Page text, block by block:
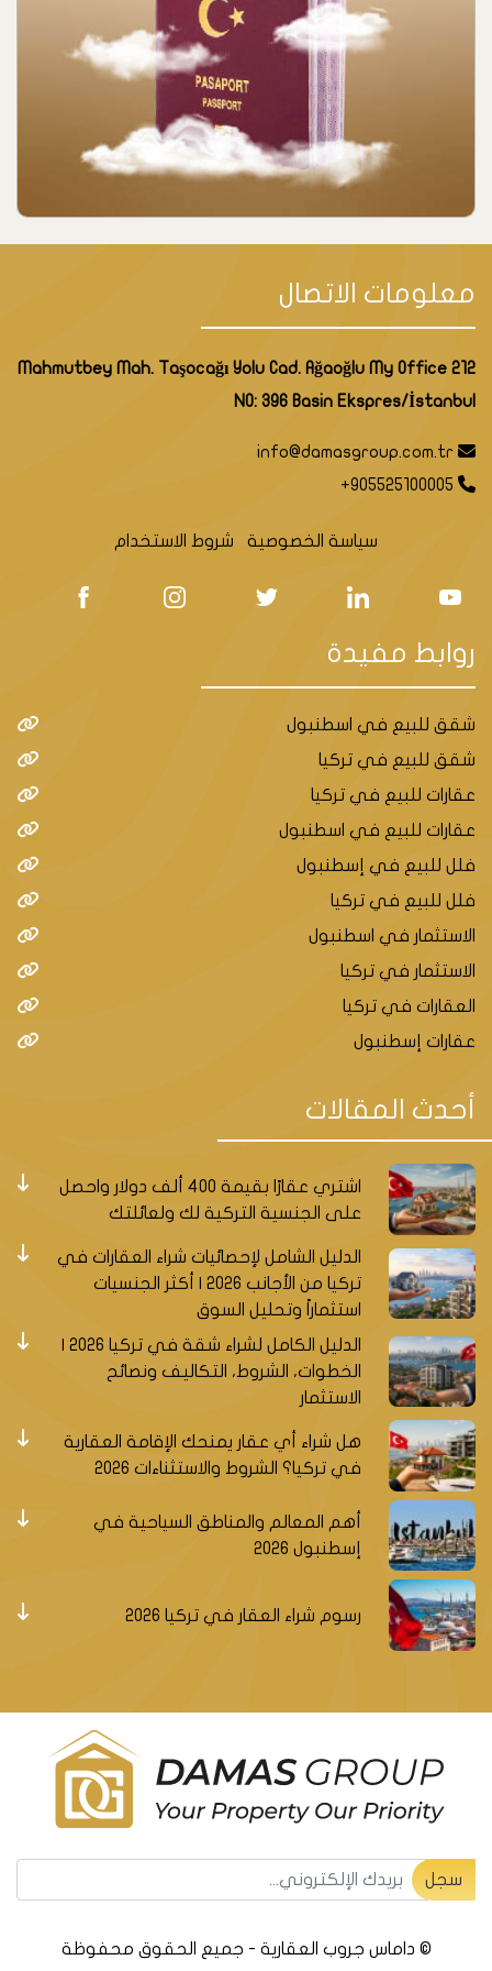
معلومات الاتصال
Mahmutbey Mah. Taşocağı Yolu Cad. Ağaoğlu My Office 212
NO: 396 Basin Ekspres/İstanbul
info@damasgroup.com.tr
+905525100005
سياسة الخصوصية شروط الاستخدام
روابط مفيدة
شقق للبيع في اسطنبول
شقق للبيع في تركيا
عقارات للبيع في تركيا
عقارات للبيع في اسطنبول
فلل للبيع في إسطنبول
فلل للبيع في تركيا
الاستثمار في اسطنبول
الاستثمار في تركيا
العقارات في تركيا
عقارات إسطنبول
أحدث المقالات
اشتري عقارًا بقيمة 400 ألف دولار واحصل
على الجنسية التركية لك ولعائلتك
الدليل الشامل لإحصائيات شراء العقارات في
تركيا من الأجانب 2026 | أكثر الجنسيات
استثماراً وتحليل السوق
الخطوات، الشروط، التكاليف ونصائح
الاستثمار
هل شراء أي عقار يمنحك الإقامة العقارية
في تركيا؟ الشروط والاستثناءات 2026
أهم المعالم والمناطق السياحية في
إسطنبول 2026
رسوم شراء العقار في تركيا 2026
سجل
© داماس جروب العقارية - جميع الحقوق محفوظة